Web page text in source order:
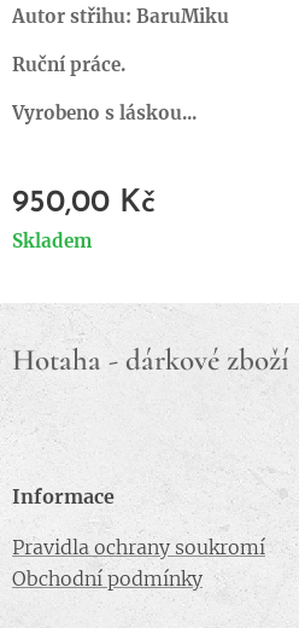
Autor střihu: BaruMiku
Ruční práce.
Vyrobeno s láskou...
950,00 Kč
Skladem
Hotaha - dárkové zboží
Informace
Pravidla ochrany soukromí
Obchodní podmínky